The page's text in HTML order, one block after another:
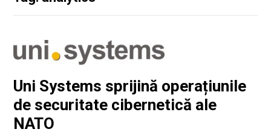
Uni Systems sprijină operațiunile
de securitate cibernetică ale
NATO